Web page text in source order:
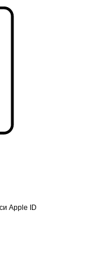
Apple ID